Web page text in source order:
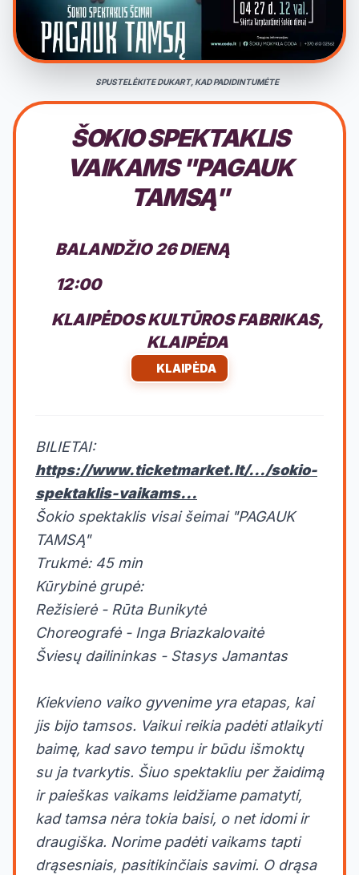
SPUSTELĖKITE DUKART, KAD PADIDINTUMĖTE
ŠOKIO SPEKTAKLIS
VAIKAMS "PAGAUK
TAMSĄ"
BALANDŽIO 26 DIENĄ
12:00
KLAIPĖDOS KULTŪROS FABRIKAS,
KLAIPĖDA
KLAIPĖDA
BILIETAI:
https://www.ticketmarket.lt/.../sokio-
spektaklis-vaikams...
Šokio spektaklis visai šeimai "PAGAUK
TAMSĄ"
Trukmė: 45 min
Kūrybinė grupė:
Režisierė - Rūta Bunikytė
Choreografė - Inga Briazkalovaitė
Šviesų dailininkas - Stasys Jamantas
Kiekvieno vaiko gyvenime yra etapas, kai
jis bijo tamsos. Vaikui reikia padėti atlaikyti
baimę, kad savo tempu ir būdu išmoktų
su ja tvarkytis. Šiuo spektakliu per žaidimą
ir paieškas vaikams leidžiame pamatyti,
kad tamsa nėra tokia baisi, o net idomi ir
draugiška. Norime padėti vaikams tapti
drąsesniais, pasitikinčiais savimi. O drąsa